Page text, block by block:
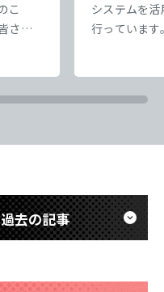
こ
さん
システムを
行っていま
を作るだけ
まで含めた
過去の記事
医療科学
医療科学
医療科学
医療科学